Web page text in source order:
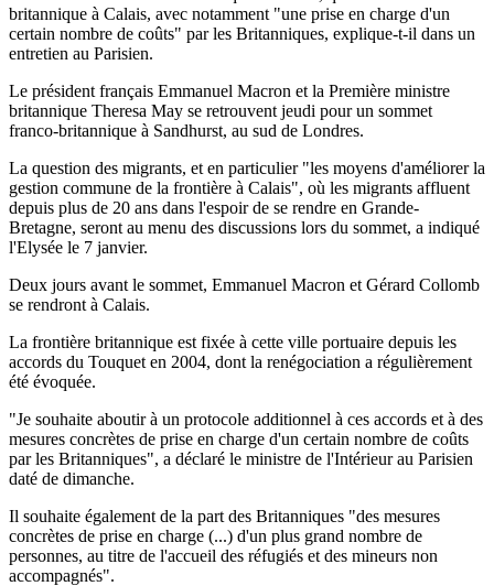
britannique à Calais, avec notamment "une prise en charge d'un
certain nombre de coûts" par les Britanniques, explique-t-il dans un
entretien au Parisien.
Le président français Emmanuel Macron et la Première ministre
britannique Theresa May se retrouvent jeudi pour un sommet
franco-britannique à Sandhurst, au sud de Londres.
La question des migrants, et en particulier "les moyens d'améliorer la
gestion commune de la frontière à Calais", où les migrants affluent
depuis plus de 20 ans dans l'espoir de se rendre en Grande-
Bretagne, seront au menu des discussions lors du sommet, a indiqué
l'Elysée le 7 janvier.
Deux jours avant le sommet, Emmanuel Macron et Gérard Collomb
se rendront à Calais.
La frontière britannique est fixée à cette ville portuaire depuis les
accords du Touquet en 2004, dont la renégociation a régulièrement
été évoquée.
"Je souhaite aboutir à un protocole additionnel à ces accords et à des
mesures concrètes de prise en charge d'un certain nombre de coûts
par les Britanniques", a déclaré le ministre de l'Intérieur au Parisien
daté de dimanche.
Il souhaite également de la part des Britanniques "des mesures
concrètes de prise en charge (...) d'un plus grand nombre de
personnes, au titre de l'accueil des réfugiés et des mineurs non
accompagnés".